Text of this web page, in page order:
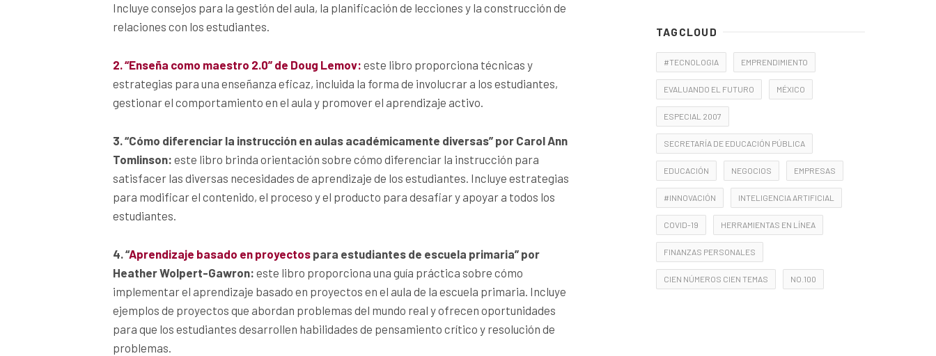
Incluye consejos para la gestión del aula, la planificación de lecciones y la construcción de
relaciones con los estudiantes.
2. “Enseña como maestro 2.0” de Doug Lemov: este libro proporciona técnicas y
estrategias para una enseñanza eficaz, incluida la forma de involucrar a los estudiantes,
gestionar el comportamiento en el aula y promover el aprendizaje activo.
3. “Cómo diferenciar la instrucción en aulas académicamente diversas” por Carol Ann
Tomlinson: este libro brinda orientación sobre cómo diferenciar la instrucción para
satisfacer las diversas necesidades de aprendizaje de los estudiantes. Incluye estrategias
para modificar el contenido, el proceso y el producto para desafiar y apoyar a todos los
estudiantes.
4. “Aprendizaje basado en proyectos para estudiantes de escuela primaria” por
Heather Wolpert-Gawron: este libro proporciona una guía práctica sobre cómo
implementar el aprendizaje basado en proyectos en el aula de la escuela primaria. Incluye
ejemplos de proyectos que abordan problemas del mundo real y ofrecen oportunidades
para que los estudiantes desarrollen habilidades de pensamiento crítico y resolución de
problemas.
TAGCLOUD
#TECNOLOGIA EMPRENDIMIENTO
EVALUANDO EL FUTURO MÉXICO
ESPECIAL 2007
SECRETARÍA DE EDUCACIÓN PÚBLICA
EDUCACIÓN NEGOCIOS EMPRESAS
#INNOVACIÓN INTELIGENCIA ARTIFICIAL
COVID-19 HERRAMIENTAS EN LÍNEA
FINANZAS PERSONALES
CIEN NÚMEROS CIEN TEMAS NO.100